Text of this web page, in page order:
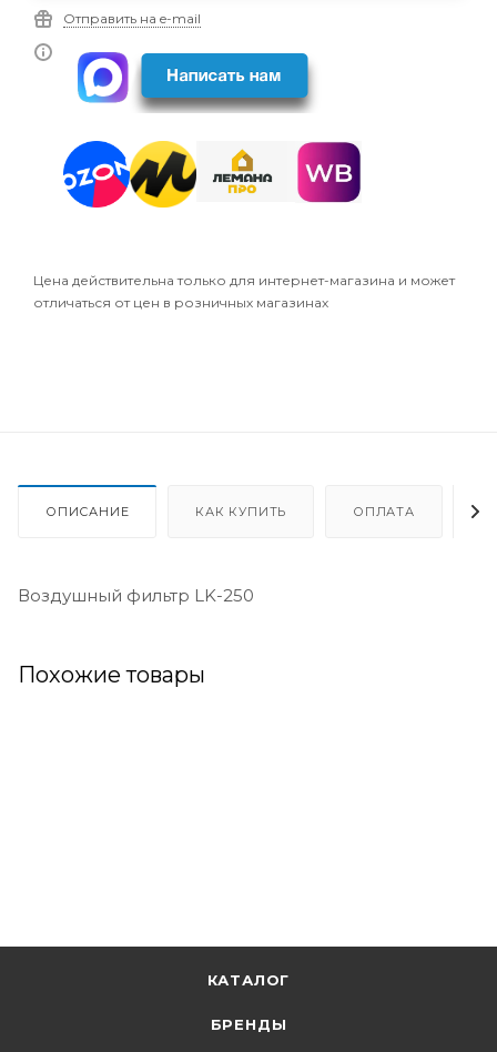
Отправить на e-mail
Цена действительна только для интернет-магазина и может
отличаться от цен в розничных магазинах
ОПИСАНИЕ КАК КУПИТЬ ОПЛАТА
Воздушный фильтр LK-250
Похожие товары
КАТАЛОГ
БРЕНДЫ